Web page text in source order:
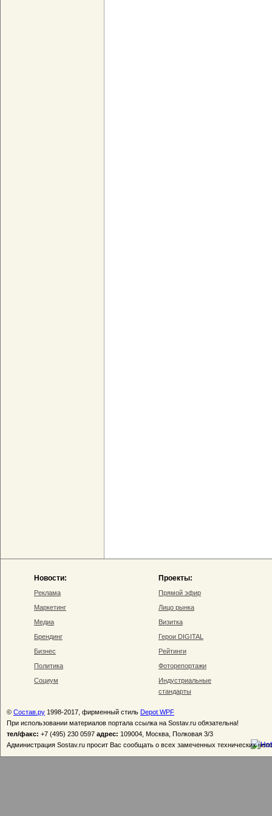
Новости:
Реклама
Маркетинг
Медиа
Брендинг
Бизнес
Политика
Социум
Проекты:
Прямой эфир
Лицо рынка
Визитка
Герои DIGITAL
Рейтинги
Фоторепортажи
Индустриальные
стандарты
© Состав.ру 1998-2017, фирменный стиль Depot WPF
При использовании материалов портала ссылка на Sostav.ru обязательна!
тел/факс: +7 (495) 230 0597 адрес: 109004, Москва, Полковая 3/3
Администрация Sostav.ru просит Вас сообщать о всех замеченных технических